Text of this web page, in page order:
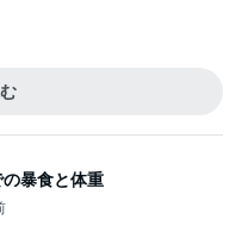
暴食と体重